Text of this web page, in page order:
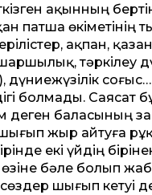
ақынның
патша
ақпан,
тәркілеу
болмады. Саясат
деген баласының
жыр айтуға
екі үйдің
бәле болып
сөздер шығып кетуі